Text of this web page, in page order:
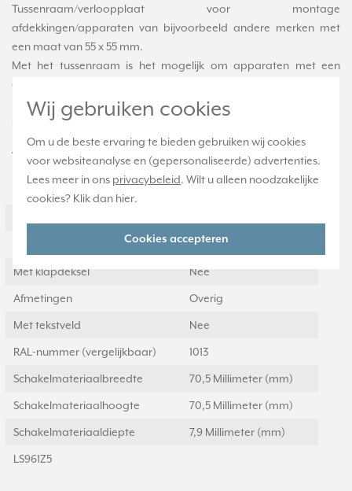
Wij gebruiken cookies
Om u de beste ervaring te bieden gebruiken wij cookies
voor websiteanalyse en (gepersonaliseerde) advertenties.
Lees meer in ons privacybeleid. Wilt u alleen noodzakelijke
cookies? Klik dan hier.
Cookies accepteren
Tussenraam/verloopplaat voor montage
afdekkingen/apparaten van bijvoorbeeld andere merken met
een maat van 55 x 55 mm.
Met het tussenraam is het mogelijk om apparaten met een
andere afmeting (55 x 55 mm) in een LS-range afdekraam te
plaatsen.
geschikt voor centraalplaten uit de AS/A serie.
Technische specificaties
Nee
Met klapdeksel Nee
Afmetingen Overig
Met tekstveld Nee
RAL-nummer (vergelijkbaar) 1013
Schakelmateriaalbreedte 70,5 Millimeter (mm)
Schakelmateriaalhoogte 70,5 Millimeter (mm)
Schakelmateriaaldiepte 7,9 Millimeter (mm)
LS961Z5